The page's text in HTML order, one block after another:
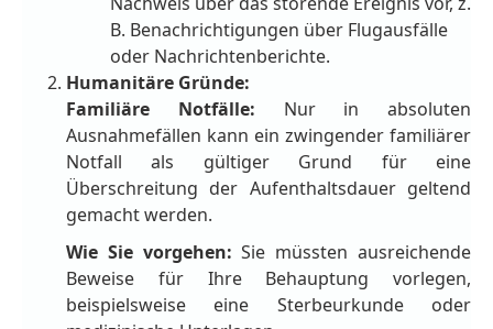
B. Benachrichtigungen über Flugausfälle
oder Nachrichtenberichte.
Humanitäre Gründe:
Familiäre Notfälle: Nur in absoluten
Ausnahmefällen kann ein zwingender familiärer
Notfall als gültiger Grund für eine
Überschreitung der Aufenthaltsdauer geltend
gemacht werden.
Wie Sie vorgehen: Sie müssten ausreichende
Beweise für Ihre Behauptung vorlegen,
beispielsweise eine Sterbeurkunde oder